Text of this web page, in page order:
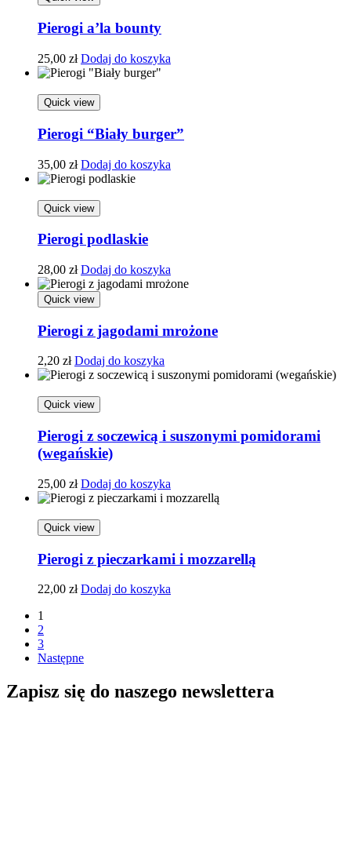
Pierogi a’la bounty
25,00 zł Dodaj do koszyka
Quick view
Pierogi “Biały burger”
35,00 zł Dodaj do koszyka
Quick view
Pierogi podlaskie
28,00 zł Dodaj do koszyka
Quick view
Pierogi z jagodami mrożone
2,20 zł Dodaj do koszyka
Quick view
Pierogi z soczewicą i suszonymi pomidorami
(wegańskie)
25,00 zł Dodaj do koszyka
Quick view
Pierogi z pieczarkami i mozzarellą
22,00 zł Dodaj do koszyka
1
2
3
Następne
Zapisz się do naszego newslettera